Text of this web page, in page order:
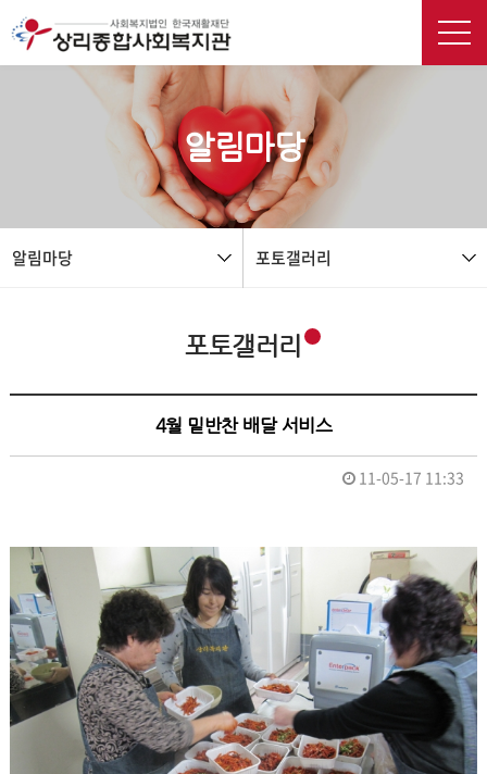
알림마당
알림마당 포토갤러리
포토갤러리
4월 밑반찬 배달 서비스
11-05-17 11:33